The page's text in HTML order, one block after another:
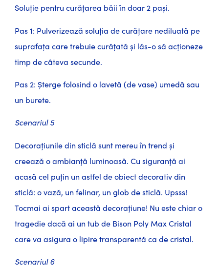
Soluție pentru curățarea băii în doar 2 pași.
Pas 1: Pulverizează soluția de curățare nediluată pe
suprafața care trebuie curățată și lăs-o să acționeze
timp de câteva secunde.
Pas 2: Șterge folosind o lavetă (de vase) umedă sau
un burete.
Scenariul 5
Decorațiunile din sticlă sunt mereu în trend și
creează o ambianță luminoasă. Cu siguranță ai
acasă cel puțin un astfel de obiect decorativ din
sticlă: o vază, un felinar, un glob de sticlă. Upsss!
Tocmai ai spart această decorațiune! Nu este chiar o
tragedie dacă ai un tub de Bison Poly Max Cristal
care va asigura o lipire transparentă ca de cristal.
Scenariul 6